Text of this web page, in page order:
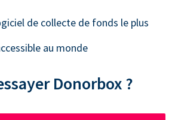
de collecte de fonds le plus
au monde
Donorbox ?